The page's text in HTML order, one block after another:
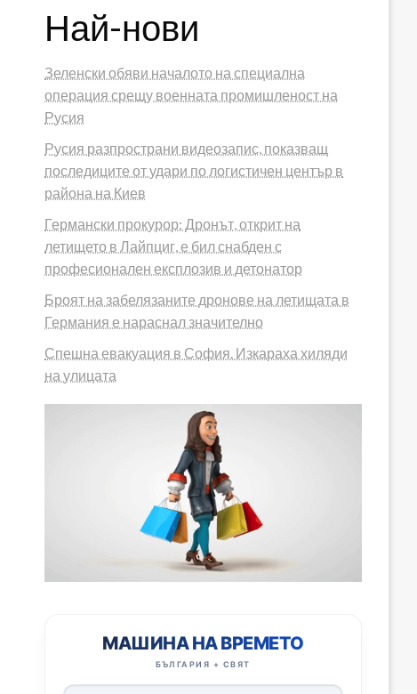
Най-нови
Зеленски обяви началото на специална
операция срещу военната промишленост на
Русия
Русия разпространи видеозапис, показващ
последиците от удари по логистичен център в
района на Киев
Германски прокурор: Дронът, открит на
летището в Лайпциг, е бил снабден с
професионален експлозив и детонатор
Броят на забелязаните дронове на летищата в
Германия е нараснал значително
Спешна евакуация в София. Изкараха хиляди
на улицата
МАШИНА НА ВРЕМЕТО
БЪЛГАРИЯ + СВЯТ